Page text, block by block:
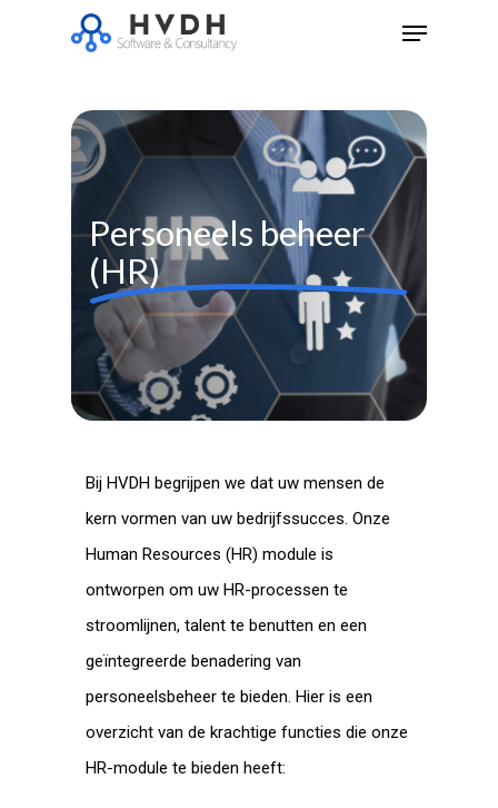
Menu
Personeels beheer
(HR)
Bij HVDH begrijpen we dat uw mensen de
kern vormen van uw bedrijfssucces. Onze
Human Resources (HR) module is
ontworpen om uw HR-processen te
stroomlijnen, talent te benutten en een
geïntegreerde benadering van
personeelsbeheer te bieden. Hier is een
overzicht van de krachtige functies die onze
HR-module te bieden heeft: